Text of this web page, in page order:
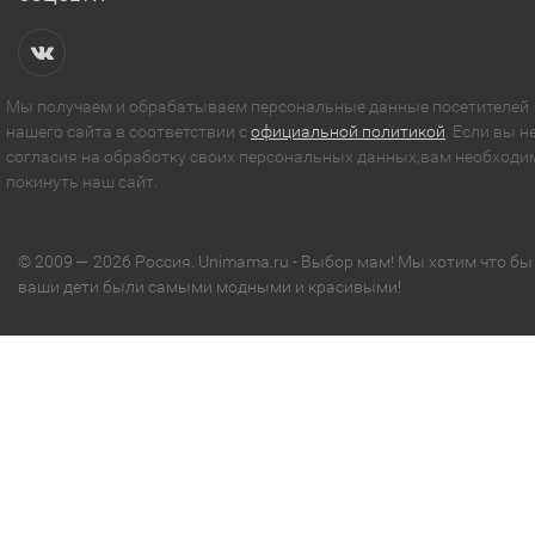
Мы получаем и обрабатываем персональные данные посетителей
нашего сайта в соответствии софициальной политикой . Если вы
согласия на обработку своих персональных данных,вам
покинуть наш сайт.
© 2009 — 2026 Россия. Unimama.ru - Выбор мам! Мы хотим что бы
ваши дети были самыми модными и красивыми!